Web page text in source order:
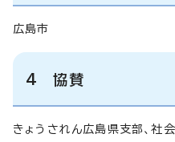
広島市
4 協賛
きょうされん広島県支部、社